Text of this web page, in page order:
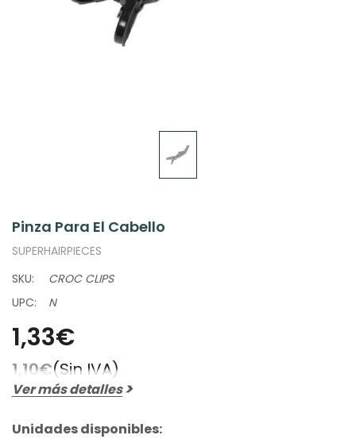
Pinza Para El Cabello
SUPERHAIRPIECES
SKU:
CROC CLIPS
UPC:
N
1,33€
1,10€(Sin IVA)
Ver más detalles
Unidades disponibles: